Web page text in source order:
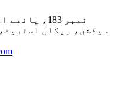
نمبر 183،
سیکشن، بیکان